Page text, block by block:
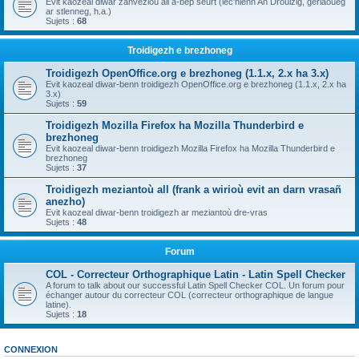
ar stlenneg, h.a.)
Sujets : 68
Troidigezh e brezhoneg
Troidigezh OpenOffice.org e brezhoneg (1.1.x, 2.x ha 3.x)
Evit kaozeal diwar-benn troidigezh OpenOffice.org e brezhoneg (1.1.x, 2.x ha
3.x)
Sujets : 59
Troidigezh Mozilla Firefox ha Mozilla Thunderbird e
brezhoneg
Evit kaozeal diwar-benn troidigezh Mozilla Firefox ha Mozilla Thunderbird e
brezhoneg
Sujets : 37
Troidigezh meziantoù all (frank a wirioù evit an darn vrasañ
anezho)
Evit kaozeal diwar-benn troidigezh ar meziantoù dre-vras
Sujets : 48
Forum
COL - Correcteur Orthographique Latin - Latin Spell Checker
A forum to talk about our successful Latin Spell Checker COL. Un forum pour
échanger autour du correcteur COL (correcteur orthographique de langue
latine).
Sujets : 18
CONNEXION